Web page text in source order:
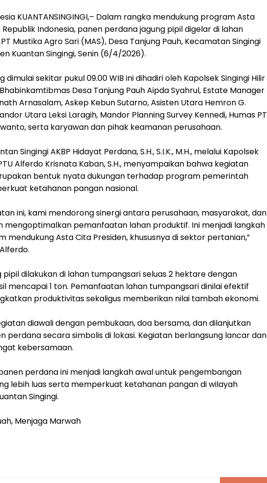
KUANTANSINGINGI,– Dalam rangka mendukung program Asta
Indonesia, panen perdana jagung pipil digelar di lahan
Mustika Agro Sari (MAS), Desa Tanjung Pauh, Kecamatan Singingi
Kuantan Singingi, Senin (6/4/2026).
dimulai sekitar pukul 09.00 WIB ini dihadiri oleh Kapolsek Singingi Hilir
Desa Tanjung Pauh Aipda Syahrul, Estate Manager
Arnasalam, Askep Kebun Sutarno, Asisten Utara Hemron G.
Utara Leksi Laragih, Mandor Planning Survey Kennedi, Humas PT
serta karyawan dan pihak keamanan perusahaan.
Singingi AKBP Hidayat Perdana, S.H., S.I.K., M.H., melalui Kapolsek
Alferdo Krisnata Kaban, S.H., menyampaikan bahwa kegiatan
bentuk nyata dukungan terhadap program pemerintah
ketahanan pangan nasional.
ini, kami mendorong sinergi antara perusahaan, masyarakat, dan
mengoptimalkan pemanfaatan lahan produktif. Ini menjadi langkah
mendukung Asta Cita Presiden, khususnya di sektor pertanian,”
pipil dilakukan di lahan tumpangsari seluas 2 hektare dengan
mencapai 1 ton. Pemanfaatan lahan tumpangsari dinilai efektif
produktivitas sekaligus memberikan nilai tambah ekonomi.
diawali dengan pembukaan, doa bersama, dan dilanjutkan
perdana secara simbolis di lokasi. Kegiatan berlangsung lancar dan
kebersamaan.
perdana ini menjadi langkah awal untuk pengembangan
lebih luas serta memperkuat ketahanan pangan di wilayah
Singingi.
Menjaga Marwah